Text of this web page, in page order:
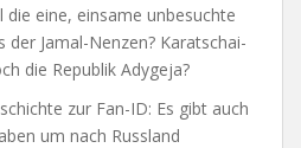
eine, einsame unbesuchte
Jamal-Nenzen? Karatschai-
die Republik Adygeja?
zur Fan-ID: Es gibt auch
um nach Russland